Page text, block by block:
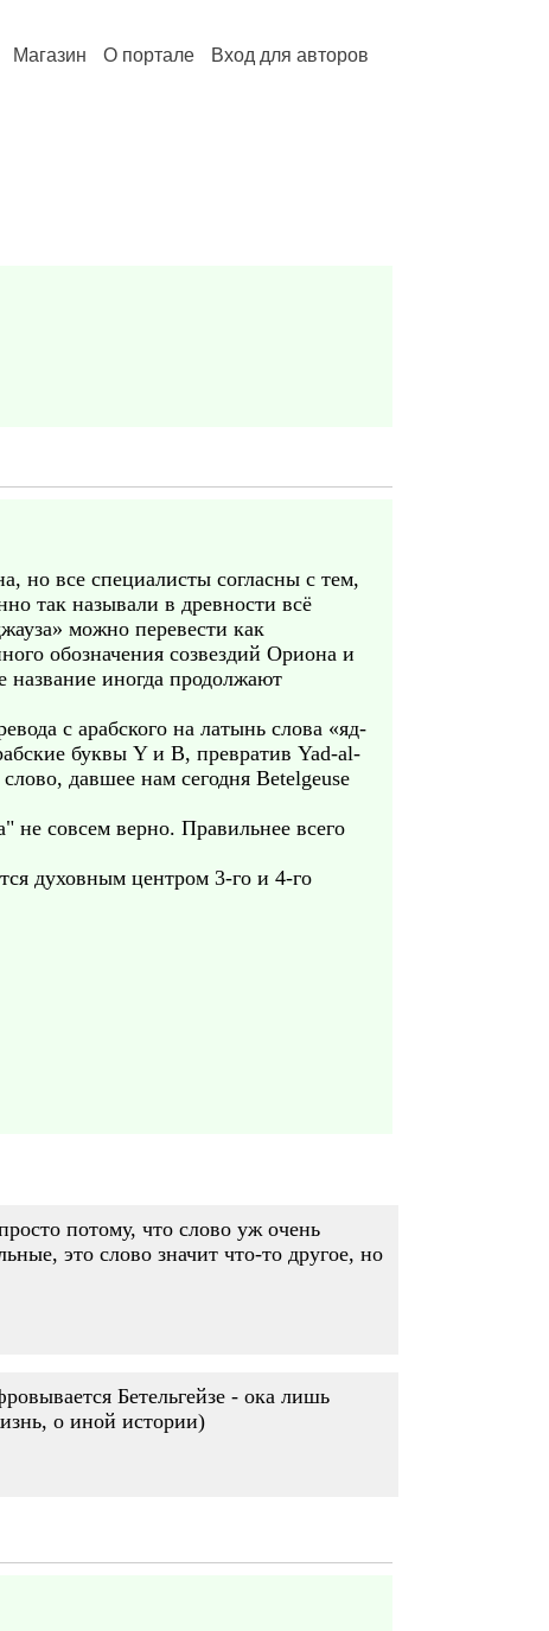
Магазин О портале Вход для авторов
но все специалисты согласны с тем,
можно перевести как
обозначения созвездий Ориона и
название иногда продолжают
с арабского на латынь слова «яд-
буквы Y и B, превратив Yad-al-
давшее нам сегодня Betelgeuse
не совсем верно. Правильнее всего
духовным центром 3-го и 4-го
потому, что слово уж очень
это слово значит что-то другое, но
Бетельгейзе - ока лишь
о иной истории)